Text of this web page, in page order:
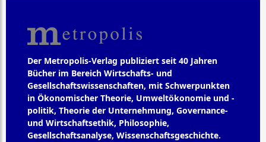
Der Metropolis-Verlag publiziert seit 40 Jahren
Bücher im Bereich Wirtschafts- und
Gesellschaftswissenschaften, mit Schwerpunkten
in Ökonomischer Theorie, Umweltökonomie und -
politik, Theorie der Unternehmung, Governance-
und Wirtschaftsethik, Philosophie,
Gesellschaftsanalyse, Wissenschaftsgeschichte.